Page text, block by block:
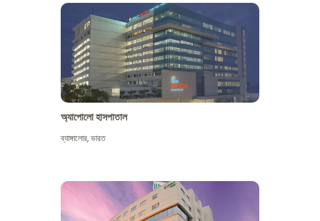
অ্যাপোলো হাসপাতাল
ব্যাঙ্গালোর,ভারত